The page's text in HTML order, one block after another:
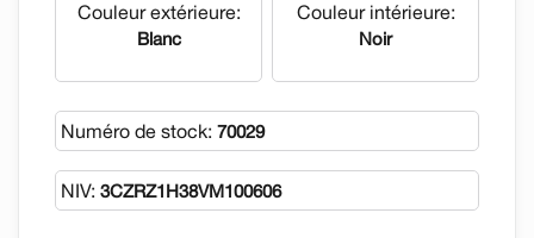
Couleur extérieure:
Blanc
Couleur intérieure:
Noir
Numéro de stock: 70029
NIV: 3CZRZ1H38VM100606